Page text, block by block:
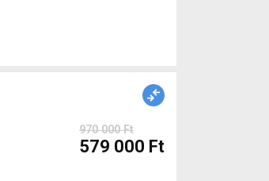
970 000 Ft
579 000 Ft